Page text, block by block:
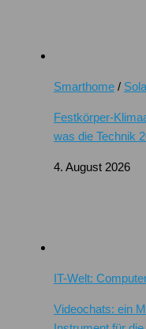
Smarthome /
Festkörper-
was die Technik
4. August 2026
IT-Welt:
Videochats: ein